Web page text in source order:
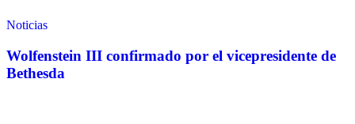
Noticias
Wolfenstein III confirmado por el vicepresidente de
Bethesda